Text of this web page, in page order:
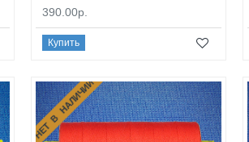
390.00р.
Купить
НЕТ В НАЛИЧИИ